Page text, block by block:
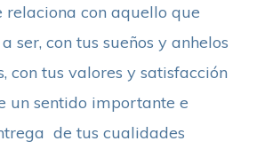
relaciona con aquello que
ser, con tus sueños y anhelos
con tus valores y satisfacción
un sentido importante e
de tus cualidades